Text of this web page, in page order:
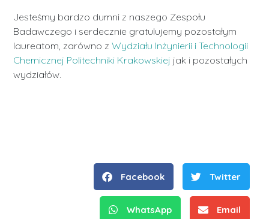
Jesteśmy bardzo dumni z naszego Zespołu
Badawczego i serdecznie gratulujemy pozostałym
laureatom, zarówno zWydziału Inżynierii i Technologii
Chemicznej Politechniki Krakowskiej jak i pozostałych
wydziałów.
Facebook Twitter
WhatsApp Email